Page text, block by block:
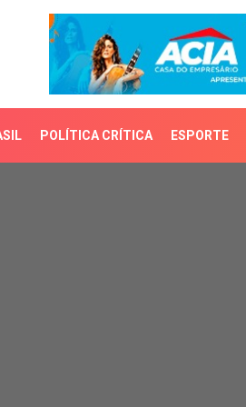
POLÍTICA CRÍTICA ESPORTE